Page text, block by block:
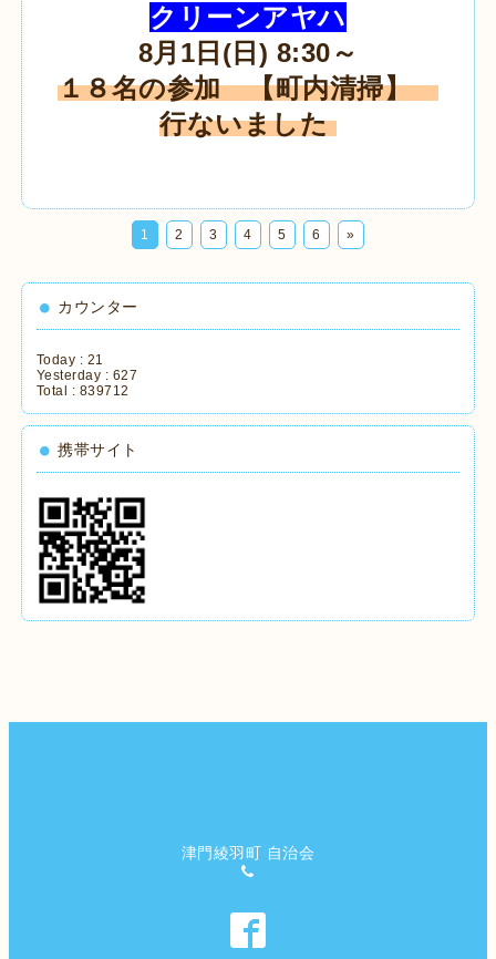
クリーンアヤハ
8月1日(日) 8:30～
１８名の参加 【町内清掃】
行ないました
1 2 3 4 5 6 »
カウンター
Today : 21
Yesterday : 627
Total : 839712
携帯サイト
津門綾羽町 自治会